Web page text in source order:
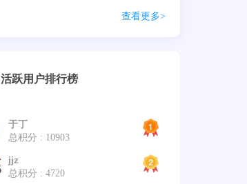
查看更多>
活跃用户排行榜
于丁
总积分 : 10903
jjz
总积分 : 4720